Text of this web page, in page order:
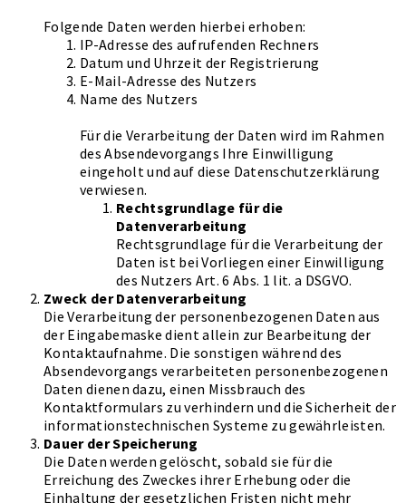
Folgende Daten werden hierbei erhoben:
IP-Adresse des aufrufenden Rechners
Datum und Uhrzeit der Registrierung
E-Mail-Adresse des Nutzers
Name des Nutzers
Für die Verarbeitung der Daten wird im Rahmen
des Absendevorgangs Ihre Einwilligung
eingeholt und auf diese Datenschutzerklärung
verwiesen.
Rechtsgrundlage für die
Datenverarbeitung
Rechtsgrundlage für die Verarbeitung der
Daten ist bei Vorliegen einer Einwilligung
des Nutzers Art. 6 Abs. 1 lit. a DSGVO.
Zweck der Datenverarbeitung
Die Verarbeitung der personenbezogenen Daten aus
der Eingabemaske dient allein zur Bearbeitung der
Kontaktaufnahme. Die sonstigen während des
Absendevorgangs verarbeiteten personenbezogenen
Daten dienen dazu, einen Missbrauch des
Kontaktformulars zu verhindern und die Sicherheit der
informationstechnischen Systeme zu gewährleisten.
Dauer der Speicherung
Die Daten werden gelöscht, sobald sie für die
Erreichung des Zweckes ihrer Erhebung oder die
Einhaltung der gesetzlichen Fristen nicht mehr